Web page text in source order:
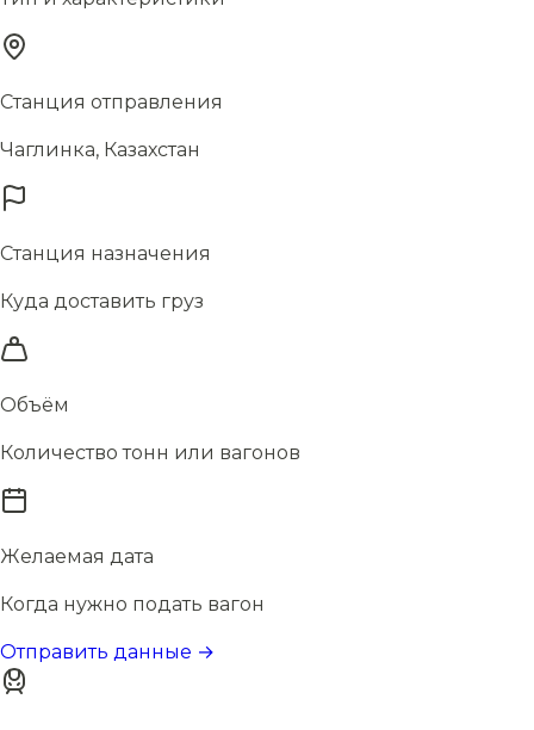
Станция отправления
Чаглинка, Казахстан
Станция назначения
Куда доставить груз
Объём
Количество тонн или вагонов
Желаемая дата
Когда нужно подать вагон
Отправить данные →